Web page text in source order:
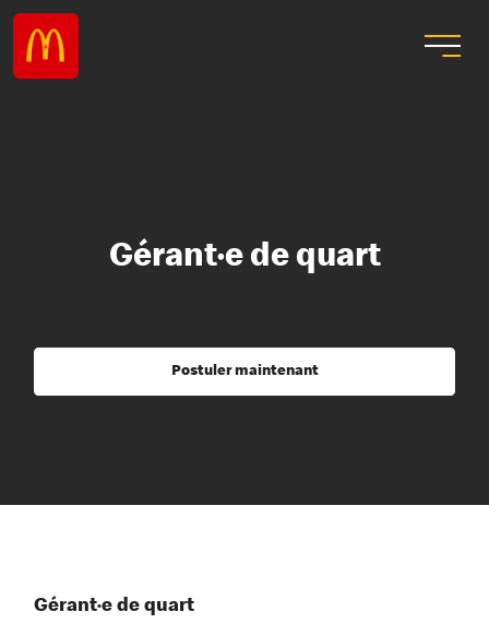
Gérant·e de quart
Postuler maintenant
Gérant·e de quart